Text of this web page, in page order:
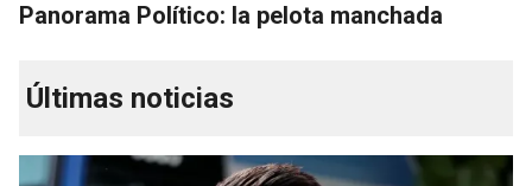
Panorama Político: la pelota manchada
Últimas noticias